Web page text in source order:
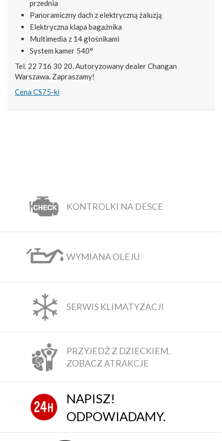
przednia
Panoramiczny dach z elektryczną żaluzją
Elektryczna klapa bagażnika
Multimedia z 14 głośnikami
System kamer 540°
Tel. 22 716 30 20. Autoryzowany dealer Changan
Warszawa. Zapraszamy!
Cena CS75-ki
KONTROLKI NA DESCE
WYMIANA OLEJU
SERWIS KLIMATYZACJI
PRZYJEDŹ Z DZIECKIEM.
ZOBACZ ATRAKCJE
NAPISZ!
ODPOWIADAMY.